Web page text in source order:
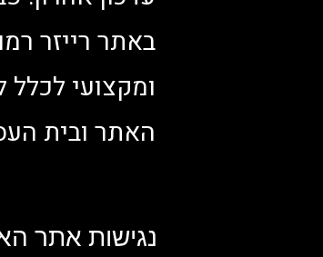
ומקצועי
האתר ובית
נגישות אתר